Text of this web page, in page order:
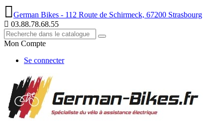
German Bikes - 112 Route de Schirmeck, 67200 Strasbourg
03.88.78.68.55
Mon Compte
Se connecter